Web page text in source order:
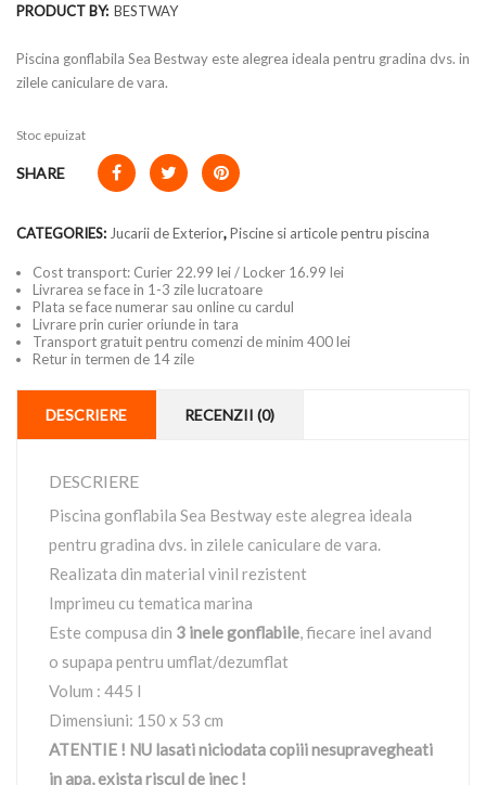
PRODUCT BY: BESTWAY
Piscina gonflabila Sea Bestway este alegrea ideala pentru gradina dvs. in
zilele caniculare de vara.
Stoc epuizat
SHARE
CATEGORIES: Jucarii de Exterior,Piscine si articole pentru piscina
Cost transport: Curier 22.99 lei / Locker 16.99 lei
Livrarea se face in 1-3 zile lucratoare
Plata se face numerar sau online cu cardul
Livrare prin curier oriunde in tara
Transport gratuit pentru comenzi de minim 400 lei
Retur in termen de 14 zile
DESCRIERE RECENZII (0)
DESCRIERE
Piscina gonflabila Sea Bestway este alegrea ideala
pentru gradina dvs. in zilele caniculare de vara.
Realizata din material vinil rezistent
Imprimeu cu tematica marina
Este compusa din 3 inele gonflabile, fiecare inel avand
o supapa pentru umflat/dezumflat
Volum : 445 l
Dimensiuni: 150 x 53 cm
ATENTIE ! NU lasati niciodata copiii nesupravegheati
in apa, exista riscul de inec !